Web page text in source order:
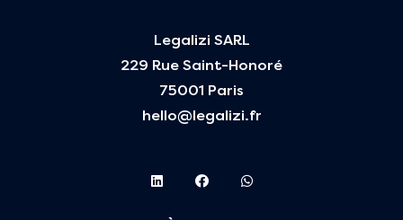
Legalizi SARL
229 Rue Saint-Honoré
75001 Paris
hello@legalizi.fr